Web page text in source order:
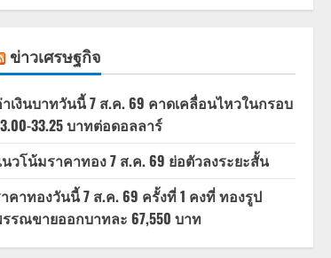
ข่าวเศรษฐกิจ
เงินบาทวันนี้ 7 ส.ค. 69 คาดเคลื่อนไหวในกรอบ
33.25 บาทต่อดอลลาร์
วโน้มราคาทอง 7 ส.ค. 69 ย่อตัวลงระยะสั้น
คาทองวันนี้ 7 ส.ค. 69 ครั้งที่ 1 คงที่ ทองรูป
รณขายออกบาทละ 67,550 บาท